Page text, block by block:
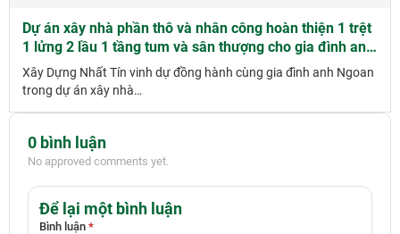
Dự án xây nhà phần thô và nhân công hoàn thiện 1 trệt
1 lửng 2 lầu 1 tầng tum và sân thượng cho gia đình anh
Ngoan tại Hồ Chí Minh
Xây Dựng Nhất Tín vinh dự đồng hành cùng gia đình anh Ngoan
trong dự án xây nhà…
0 bình luận
No approved comments yet.
Để lại một bình luận
Bình luận *